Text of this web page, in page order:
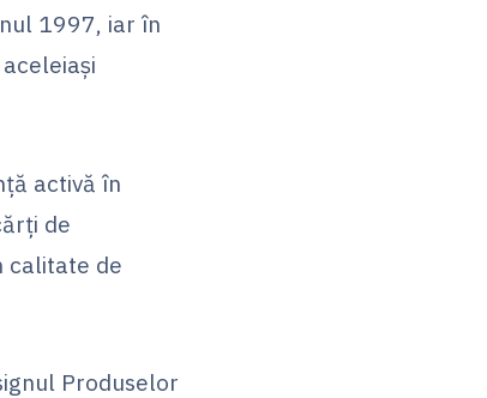
1997, iar în
activă în
de
calitate de
Produselor